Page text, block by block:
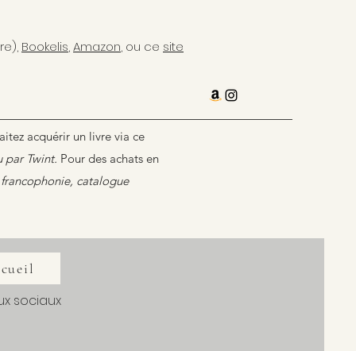
Bookelis,Amazon, ou ce site
acquérir un livre via ce
Twint. Pour des achats en
catalogue
sociaux